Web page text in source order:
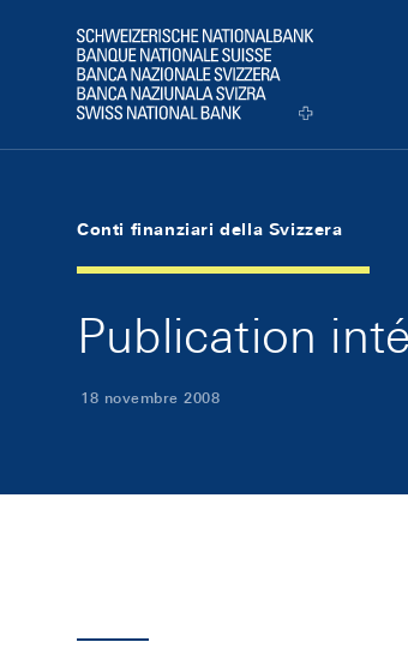
Logo
Conti finanziari della Svizzera
Publication
18 novembre 2008